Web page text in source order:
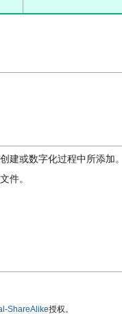
建或数字化过程中所添加。
件。
ShareAlike授权。